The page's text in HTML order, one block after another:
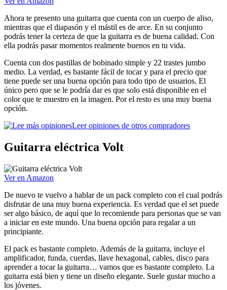
Ahora te presento una guitarra que cuenta con un cuerpo de aliso,
mientras que el diapasón y el mástil es de arce. En su conjunto
podrás tener la certeza de que la guitarra es de buena calidad. Con
ella podrás pasar momentos realmente buenos en tu vida.
Cuenta con dos pastillas de bobinado simple y 22 trastes jumbo
medio. La verdad, es bastante fácil de tocar y para el precio que
tiene puede ser una buena opción para todo tipo de usuarios. El
único pero que se le podría dar es que solo está disponible en el
color que te muestro en la imagen. Por el resto es una muy buena
opción.
Leer opiniones de otros compradores
Guitarra eléctrica Volt
Ver en Amazon
De nuevo te vuelvo a hablar de un pack completo con el cual podrás
disfrutar de una muy buena experiencia. Es verdad que el set puede
ser algo básico, de aquí que lo recomiende para personas que se van
a iniciar en este mundo. Una buena opción para regalar a un
principiante.
El pack es bastante completo. Además de la guitarra, incluye el
amplificador, funda, cuerdas, llave hexagonal, cables, disco para
aprender a tocar la guitarra… vamos que es bastante completo. La
guitarra está bien y tiene un diseño elegante. Suele gustar mucho a
los jóvenes.